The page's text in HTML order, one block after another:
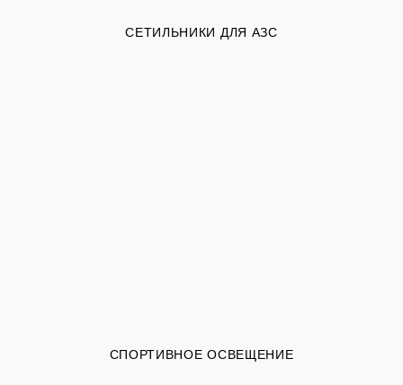
СЕТИЛЬНИКИ ДЛЯ АЗС
СПОРТИВНОЕ ОСВЕЩЕНИЕ